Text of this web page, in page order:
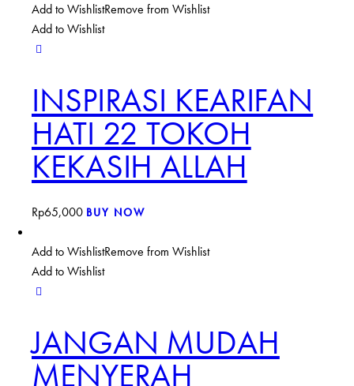
Add to WishlistRemove from Wishlist
Add to Wishlist
INSPIRASI KEARIFAN
HATI 22 TOKOH
KEKASIH ALLAH
Rp65,000 BUY NOW
Add to WishlistRemove from Wishlist
Add to Wishlist
JANGAN MUDAH
MENYERAH